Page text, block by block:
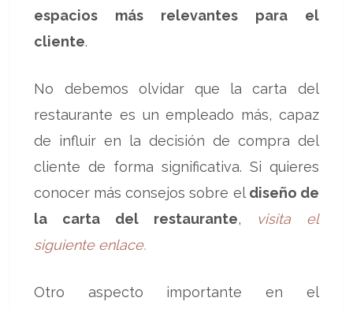
espacios más relevantes para el
cliente.
No debemos olvidar que la carta del
restaurante es un empleado más, capaz
de influir en la decisión de compra del
cliente de forma significativa. Si quieres
conocer más consejos sobre eldiseño de
la carta del restaurante,
visita el
siguiente enlace.
Otro aspecto importante en el